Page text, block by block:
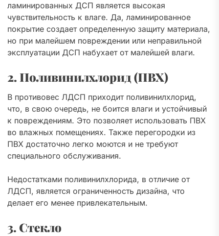
ламинированных ДСП является высокая
чувствительность к влаге. Да, ламинированное
покрытие создает определенную защиту материала,
но при малейшем повреждении или неправильной
эксплуатации ДСП набухает от малейшей влаги.
2. Поливинилхлорид (ПВХ)
В противовес ЛДСП приходит поливинилхлорид,
что, в свою очередь, не боится влаги и устойчивый
к повреждениям. Это позволяет использовать ПВХ
во влажных помещениях. Также перегородки из
ПВХ достаточно легко моются и не требуют
специального обслуживания.
Недостатками поливинилхлорида, в отличие от
ЛДСП, является ограниченность дизайна, что
делает его менее привлекательным.
3. Стекло